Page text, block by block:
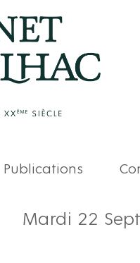
Publications
Mardi 22